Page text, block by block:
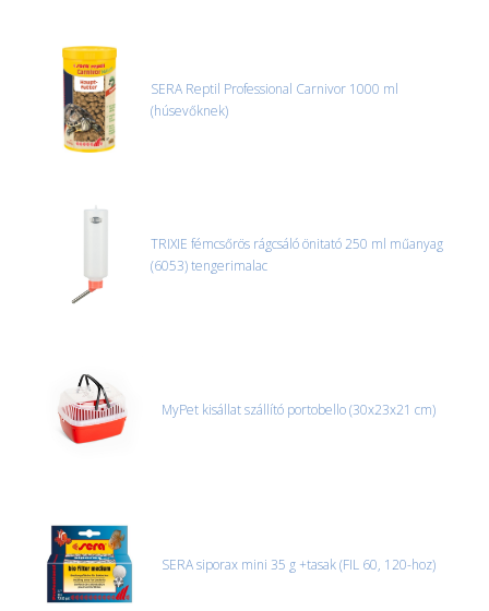
SERA Reptil Professional Carnivor 1000 ml
(húsevőknek)
TRIXIE fémcsőrös rágcsáló önitató 250 ml műanyag
(6053) tengerimalac
MyPet kisállat szállító portobello (30x23x21 cm)
SERA siporax mini 35 g +tasak (FIL 60, 120-hoz)